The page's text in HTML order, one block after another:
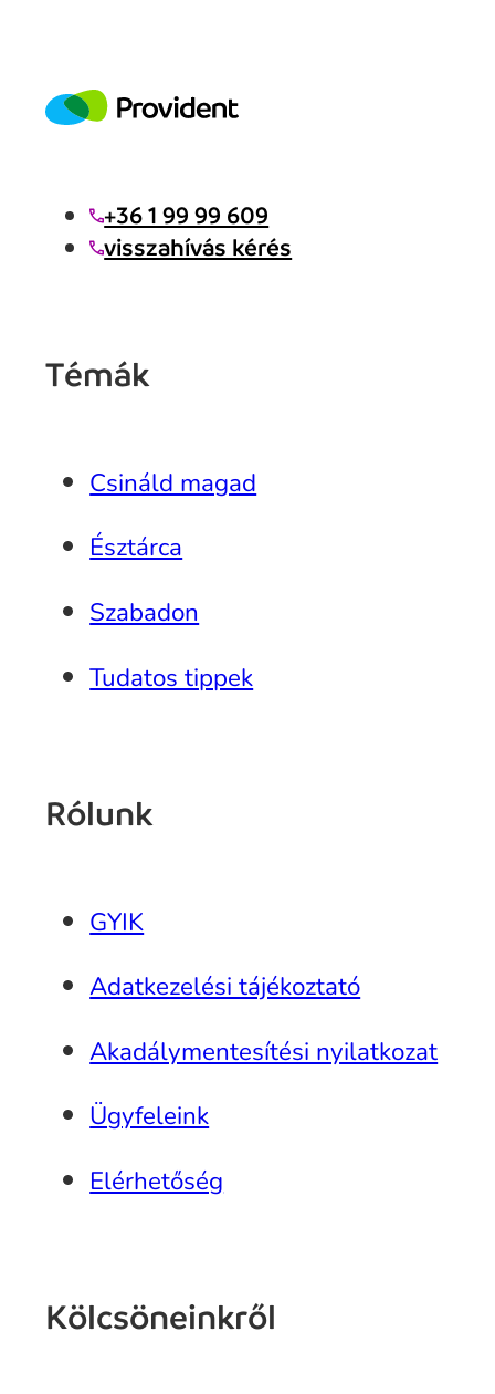
+36 1 99 99 609
visszahívás kérés
Témák
Csináld magad
Észtárca
Szabadon
Tudatos tippek
Rólunk
GYIK
Adatkezelési tájékoztató
Akadálymentesítési nyilatkozat
Ügyfeleink
Elérhetőség
Kölcsöneinkről